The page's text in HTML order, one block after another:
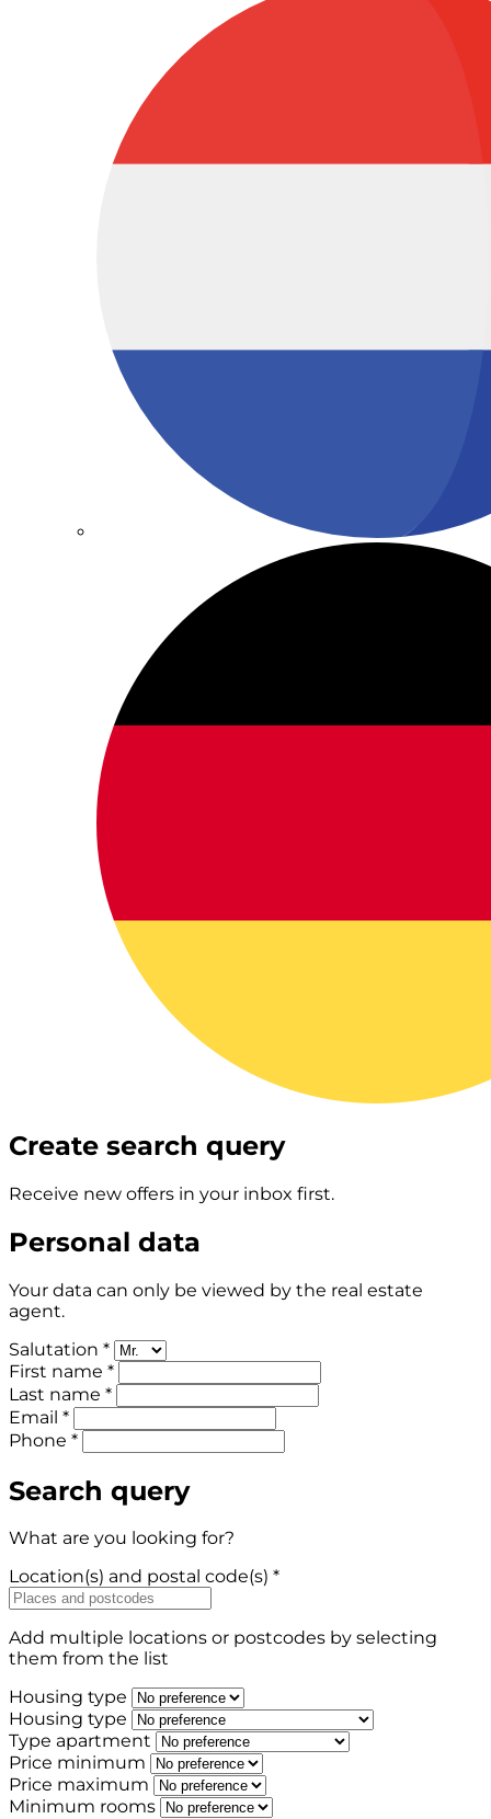
Create search query
Receive new offers in your inbox first.
Personal data
Your data can only be viewed by the real estate
agent.
Salutation *
First name *
Last name *
Email *
Phone *
Search query
What are you looking for?
Location(s) and postal code(s) *
Add multiple locations or postcodes by selecting
them from the list
Housing type
Housing type
Type apartment
Price minimum
Price maximum
Minimum rooms